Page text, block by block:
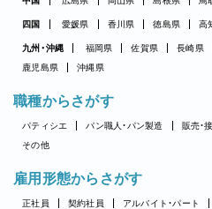
四国 愛媛県 香川県 徳島県 高
九州・沖縄 福岡県 佐賀県 長崎県
鹿児島県
沖縄県
職種からさがす
パティシエ パン職人・パン製造 販売・
その他
雇用形態からさがす
正社員 契約社員 アルバイト・パート